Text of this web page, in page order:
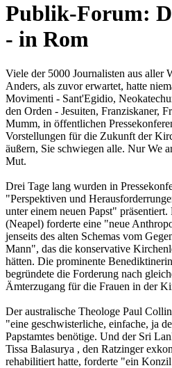
Publik-Forum:
- in Rom
Viele der 5000 Journalisten aus aller
Anders, als zuvor erwartet, hatte
Movimenti - Sant'Egidio,
den Orden - Jesuiten, Franziskaner,
Mumm, in öffentlichen
Vorstellungen für die Zukunft der
äußern, Sie schwiegen alle. Nur We
Mut.
Drei Tage lang wurden in
"Perspektiven und
unter einem neuen Papst"
(Neapel) forderte eine "neue
jenseits des alten Schemas vom
Mann", das die konservative
hätten. Die prominente
begründete die Forderung nach
Ämterzugang für die Frauen in der
Der australische Theologe Paul
"eine geschwisterliche, einfache, ja
Papstamtes benötige. Und der Sri
Tissa Balasurya , den Ratzinger
rehabilitiert hatte, forderte "ein